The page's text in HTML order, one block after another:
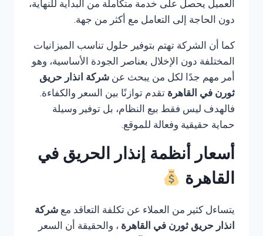
العميل يحصل على خدمة متكاملة من البداية للنهاية،
دون الحاجة إلى التعامل مع أكثر من جهة.
كما أن الشركة تهتم بتوفير حلول تناسب الميزانيات
المختلفة دون الإخلال بعناصر الجودة الأساسية، وهو
أمر مهم جدًا لكل من يبحث عن شركة انذار حريق
ثورن في القاهرة تقدم توازنًا بين السعر والكفاءة.
فالهدف ليس فقط بيع النظام، بل توفير وسيلة
حماية حقيقية وفعالة للموقع.
أسعار أنظمة إنذار الحريق في
القاهرة
يتساءل كثير من العملاء عن تكلفة التعاقد مع شركة
انذار حريق ثورن في القاهرة ، والحقيقة أن السعر